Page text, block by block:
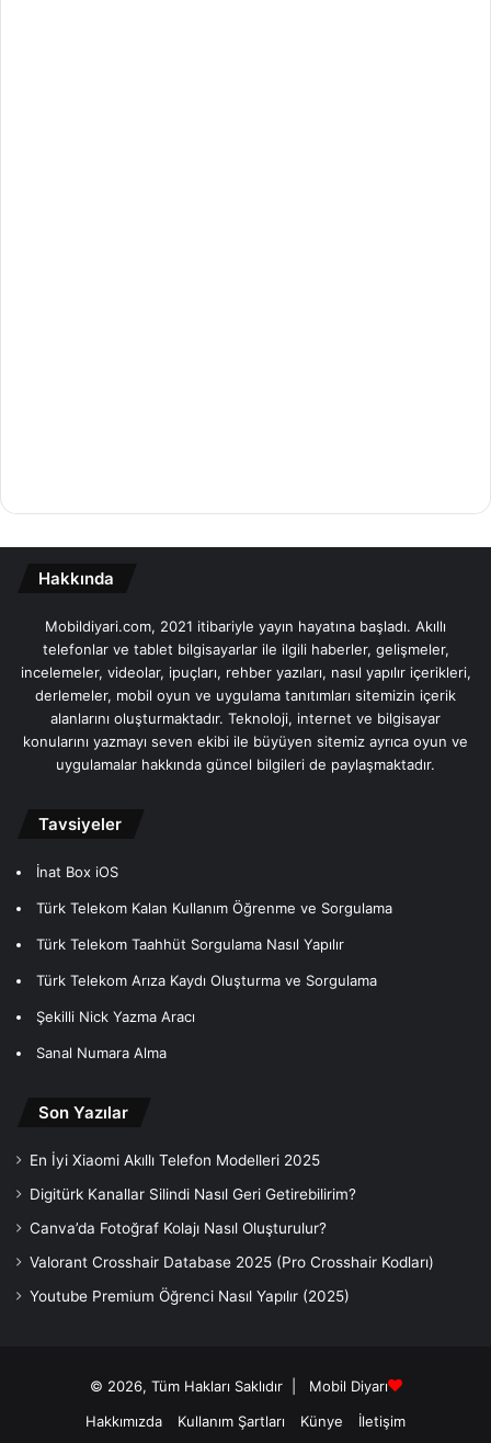
Hakkında
Mobildiyari.com, 2021 itibariyle yayın hayatına başladı. Akıllı
telefonlar ve tablet bilgisayarlar ile ilgili haberler, gelişmeler,
incelemeler, videolar, ipuçları, rehber yazıları, nasıl yapılır içerikleri,
derlemeler, mobil oyun ve uygulama tanıtımları sitemizin içerik
alanlarını oluşturmaktadır. Teknoloji, internet ve bilgisayar
konularını yazmayı seven ekibi ile büyüyen sitemiz ayrıca oyun ve
uygulamalar hakkında güncel bilgileri de paylaşmaktadır.
Tavsiyeler
İnat Box iOS
Türk Telekom Kalan Kullanım Öğrenme ve Sorgulama
Türk Telekom Taahhüt Sorgulama Nasıl Yapılır
Türk Telekom Arıza Kaydı Oluşturma ve Sorgulama
Şekilli Nick Yazma Aracı
Sanal Numara Alma
Son Yazılar
En İyi Xiaomi Akıllı Telefon Modelleri 2025
Digitürk Kanallar Silindi Nasıl Geri Getirebilirim?
Canva’da Fotoğraf Kolajı Nasıl Oluşturulur?
Valorant Crosshair Database 2025 (Pro Crosshair Kodları)
Youtube Premium Öğrenci Nasıl Yapılır (2025)
© 2026, Tüm Hakları Saklıdır | Mobil Diyarı
Hakkımızda
Kullanım Şartları Künye İletişim